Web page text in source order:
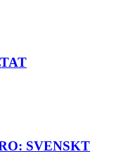
SVENSKT